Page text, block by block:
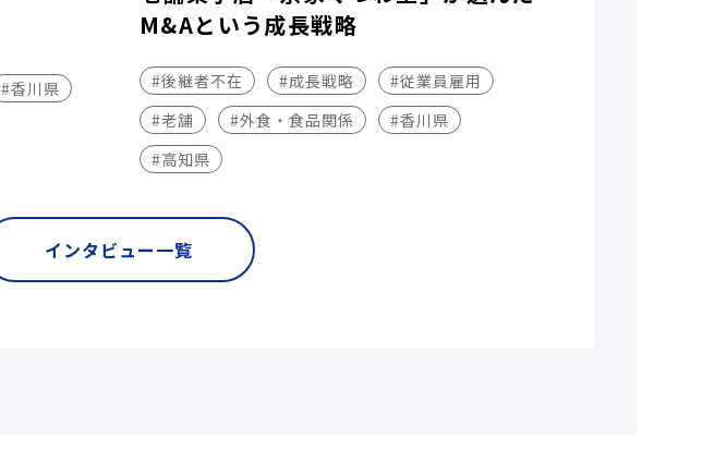
#香川県
M&Aという成長戦略
#後継者不在 #成長戦略
#従業員雇用
#老舗
#外食・食品関係
#香川県
#高知県
インタビュー一覧